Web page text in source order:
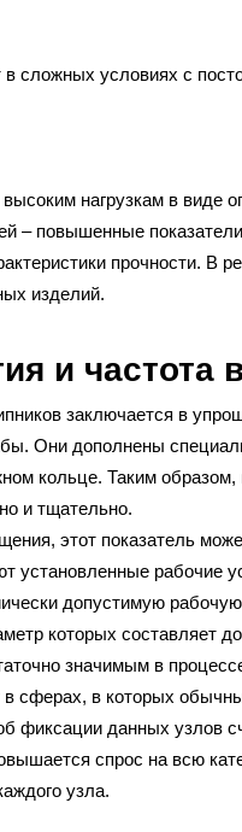
сложных условиях с
нагрузкам в виде
– повышенные
прочности. В
изделий.
и частота
заключается в
Они дополнены
кольце. Таким
и тщательно.
этот показатель
установленные рабочие
допустимую
которых составляет
значимым в
сферах, в которых
фиксации данных узлов
спрос на всю
узла.